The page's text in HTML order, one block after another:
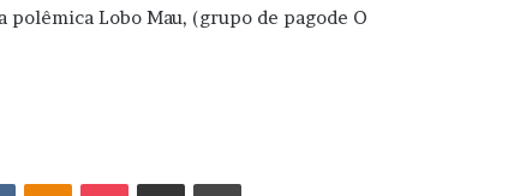
polêmica Lobo Mau, (grupo de pagode O
VK OK